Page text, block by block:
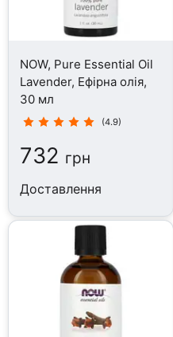
NOW, Pure Essential Oil
Lavender, Ефірна олія,
30 мл
(4.9)
732 грн
Доставлення